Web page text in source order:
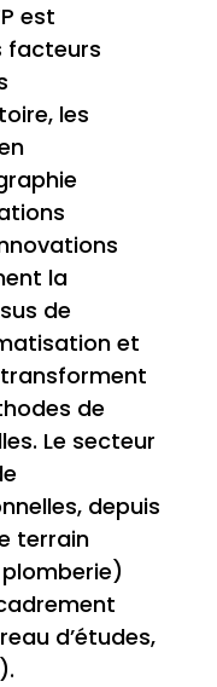
est
facteurs
les
la
de
et
de
Le secteur
depuis
terrain
d’études,